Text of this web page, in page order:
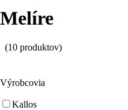
Melíre
(10 produktov)
Výrobcovia
Kallos